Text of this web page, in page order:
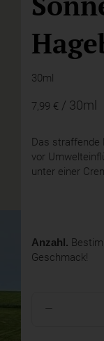
30ml
7,99 € / 30ml
Das straffende
vor
unter einer
Anzahl.
Geschmack!